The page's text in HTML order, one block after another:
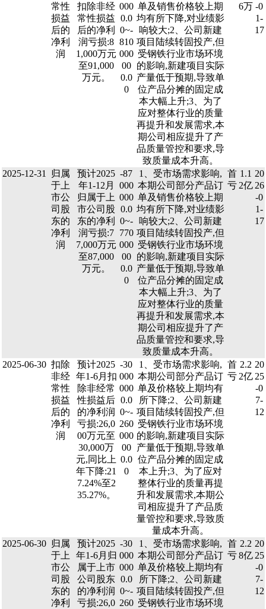
常性
损益
后的
净利
润
扣除非经
常性损益
后的净利
润亏损:8
1,000万元
至91,000
万元。
000
0.0
0~-
810
000
00
0.0
0
单及销售价格较上期
均有所下降,对业绩影
响较大;2、公司新建
项目陆续转固投产,但
受钢铁行业市场环境
的影响,新建项目实际
产量低于预期,导致单
位产品分摊的固定成
本大幅上升;3、为了
应对整体行业的质量
再提升和发展需求,本
期公司相应提升了产
品质量管控和要求,导
致质量成本升高。
6万 -0
1-
17
2025-12-31
归属
于上
市公
司股
东的
净利
润
预计2025
年1-12月
归属于上
市公司股
东的净利
润亏损:7
7,000万元
至87,000
万元。
-87
000
000
0.0
0~-
770
000
00
0.0
0
1、受市场需求影响,
本期公司部分产品订
单及销售价格较上期
均有所下降,对业绩影
响较大;2、公司新建
项目陆续转固投产,但
受钢铁行业市场环境
的影响,新建项目实际
产量低于预期,导致单
位产品分摊的固定成
本大幅上升;3、为了
应对整体行业的质量
再提升和发展需求,本
期公司相应提升了产
品质量管控和要求,导
致质量成本升高。
首
亏
1.1
2亿
20
26
-0
1-
17
2025-06-30 扣除
非经
常性
损益
后的
净利
润
预计2025
年1-6月扣
除非经常
性损益后
的净利润
亏损:26,0
00万元至
30,000万
元,同比上
年下降:21
7.24%至2
35.27%。
-30
000
000
0.0
0~-
260
000
00
0.0
0
1、受市场需求影响,
本期公司部分产品订
单及价格较上期均有
所下降;2、公司新建
项目陆续转固投产,但
受钢铁行业市场环境
的影响,新建项目实际
产量低于预期,导致单
位产品分摊的固定成
本上升;3、为了应对
整体行业的质量再提
升和发展需求,本期公
司相应提升了产品质
量管控和要求,导致质
量成本升高。
首
亏
2.2
2亿
20
25
-0
7-
12
2025-06-30 归属
于上
市公
司股
东的
净利
预计2025
年1-6月归
属于上市
公司股东
的净利润
亏损:26,0
-30
000
000
0.0
0~-
260
1、受市场需求影响,
本期公司部分产品订
单及价格较上期均有
所下降;2、公司新建
项目陆续转固投产,但
受钢铁行业市场环境
首
亏
2.2
8亿
20
25
-0
7-
12